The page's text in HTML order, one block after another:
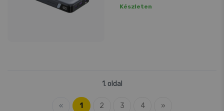
Készleten
1. oldal
« 1 2 3 4 »